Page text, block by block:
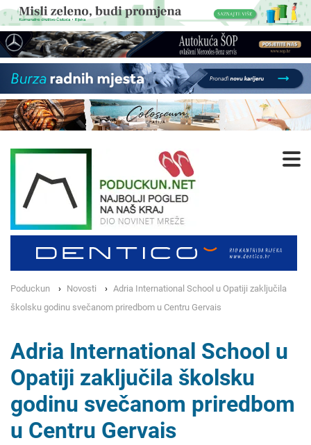
Poduckun Novosti
Adria International School u Opatiji zaključila
školsku godinu svečanom priredbom u Centru Gervais
Adria International School u
Opatiji zaključila školsku
godinu svečanom priredbom
u Centru Gervais